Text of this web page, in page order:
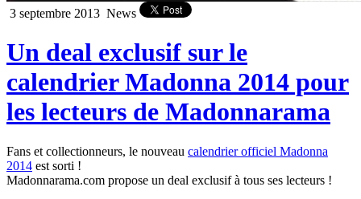
3 septembre 2013 News
Un deal exclusif sur le
calendrier Madonna 2014 pour
les lecteurs de Madonnarama
Fans et collectionneurs, le nouveau calendrier officiel Madonna
2014 est sorti !
Madonnarama.com propose un deal exclusif à tous ses lecteurs !